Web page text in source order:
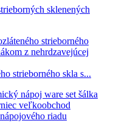
sklenených
strieborného skla s...
riadu